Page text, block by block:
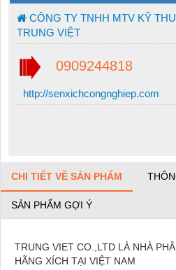
CÔNG TY TNHH MTV KỸ
TRUNG VIỆT
0909244818
http://senxichcongnghiep.com
CHI TIẾT VỀ SẢN PHẨM
SẢN PHẨM GỢI Ý
TRUNG VIET CO.,LTD LÀ NHÀ
HÃNG XÍCH TẠI VIỆT NAM